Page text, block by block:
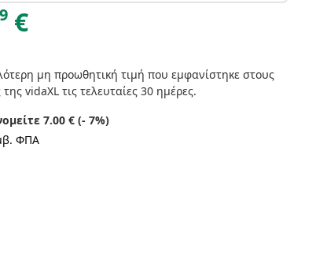
€
μη προωθητική τιμή που εμφανίστηκε στους
vidaXL τις τελευταίες 30 ημέρες.
7.00 € (- 7%)
ΦΠΑ